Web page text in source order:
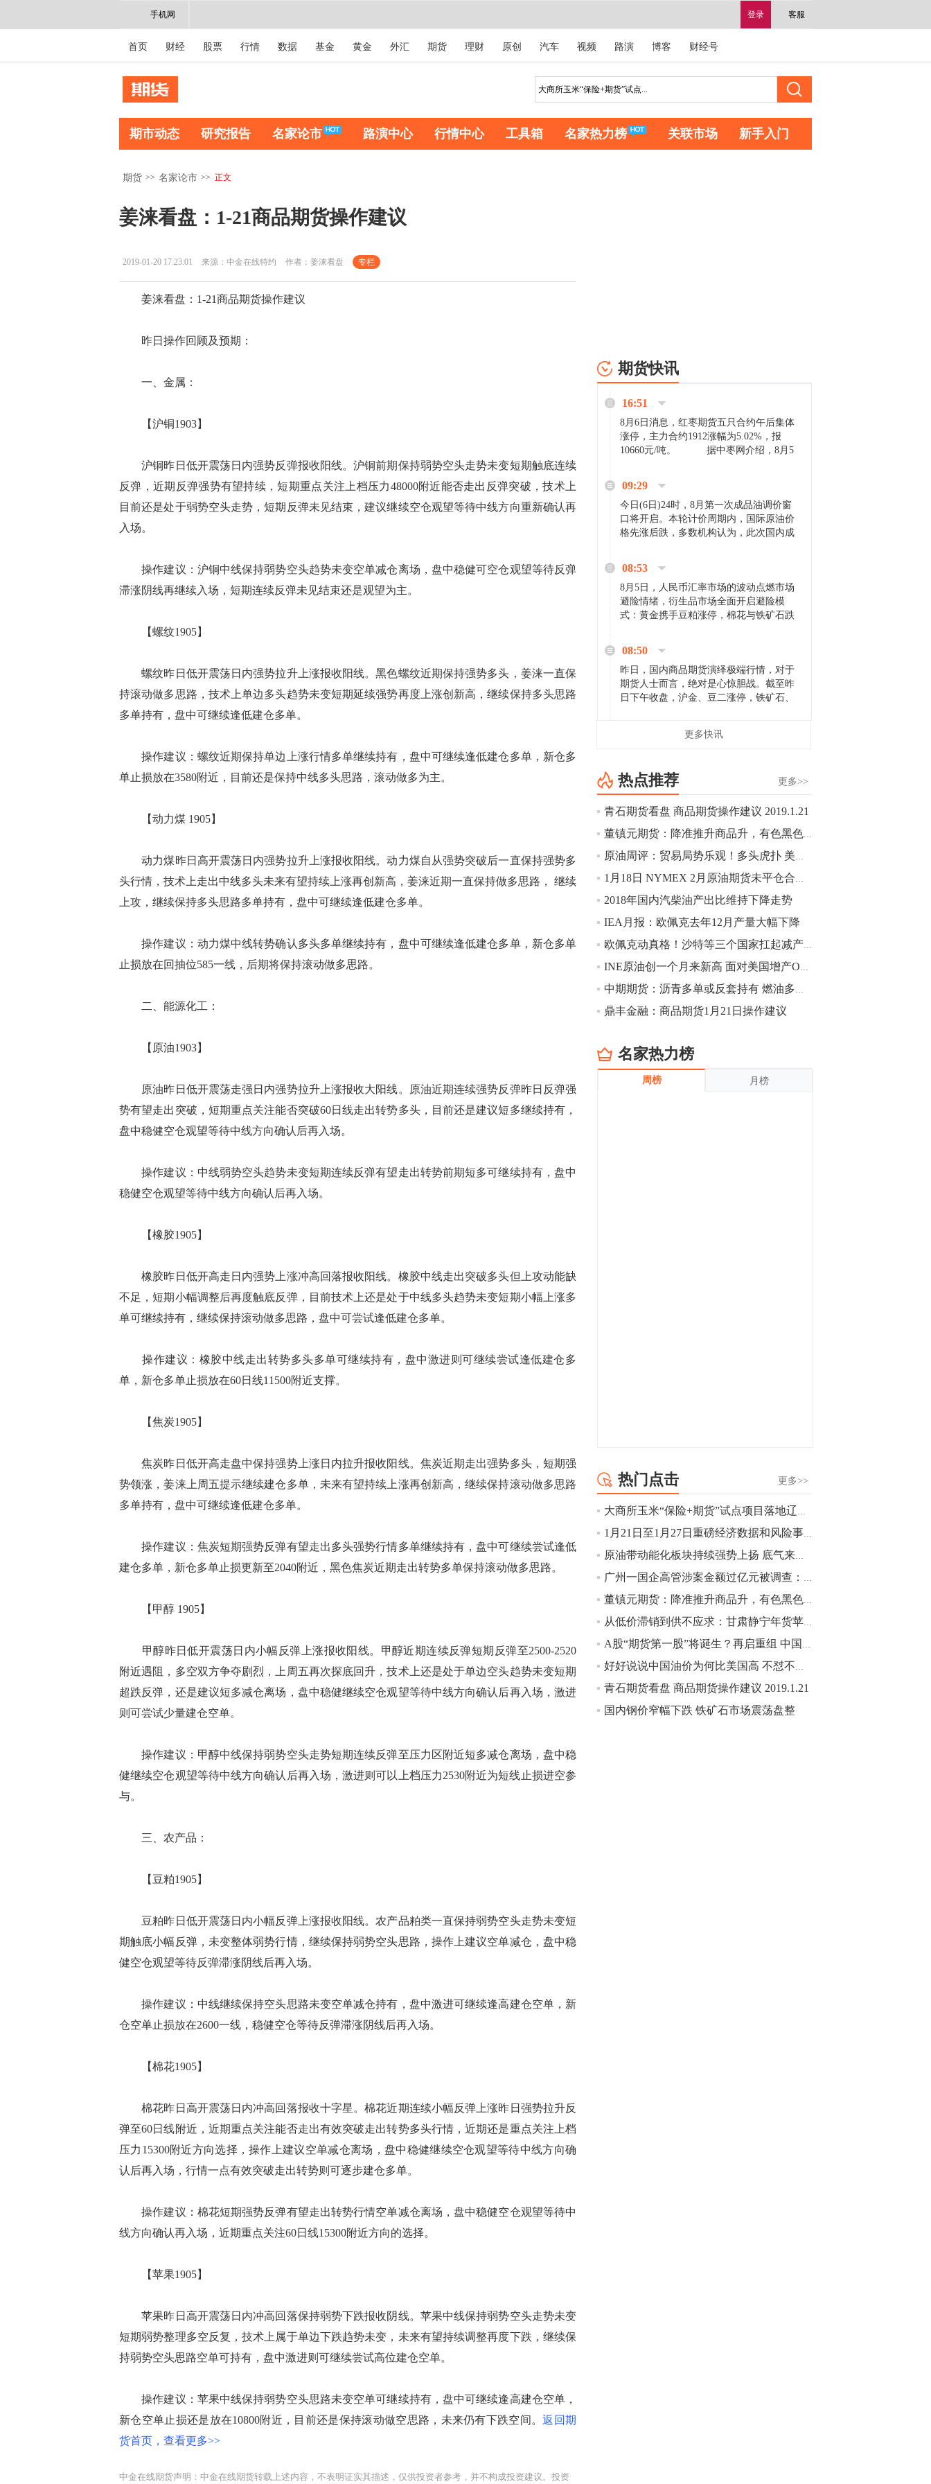
登录 客服
手机网
首页 财经 股票 行情 数据 基金 黄金 外汇 期货 理财 原创 汽车 视频 路演 博客 财经号
期市动态 研究报告 名家论市 路演中心 行情中心 工具箱 名家热力榜 关联市场 新手入门
期货 >> 名家论市 >> 正文
姜涞看盘：1-21商品期货操作建议
2019-01-20 17:23:01 来源：中金在线特约 作者：姜涞看盘 专栏
姜涞看盘：1-21商品期货操作建议
昨日操作回顾及预期：
一、金属：
【沪铜1903】
沪铜昨日低开震荡日内强势反弹报收阳线。沪铜前期保持弱势空头走势未变短期触底连续
反弹，近期反弹强势有望持续，短期重点关注上档压力48000附近能否走出反弹突破，技术上
目前还是处于弱势空头走势，短期反弹未见结束，建议继续空仓观望等待中线方向重新确认再
入场。
操作建议：沪铜中线保持弱势空头趋势未变空单减仓离场，盘中稳健可空仓观望等待反弹
滞涨阴线再继续入场，短期连续反弹未见结束还是观望为主。
【螺纹1905】
螺纹昨日低开震荡日内强势拉升上涨报收阳线。黑色螺纹近期保持强势多头，姜涞一直保
持滚动做多思路，技术上单边多头趋势未变短期延续强势再度上涨创新高，继续保持多头思路
多单持有，盘中可继续逢低建仓多单。
操作建议：螺纹近期保持单边上涨行情多单继续持有，盘中可继续逢低建仓多单，新仓多
单止损放在3580附近，目前还是保持中线多头思路，滚动做多为主。
【动力煤 1905】
动力煤昨日高开震荡日内强势拉升上涨报收阳线。动力煤自从强势突破后一直保持强势多
头行情，技术上走出中线多头未来有望持续上涨再创新高，姜涞近期一直保持做多思路， 继续
上攻，继续保持多头思路多单持有，盘中可继续逢低建仓多单。
操作建议：动力煤中线转势确认多头多单继续持有，盘中可继续逢低建仓多单，新仓多单
止损放在回抽位585一线，后期将保持滚动做多思路。
二、能源化工：
【原油1903】
原油昨日低开震荡走强日内强势拉升上涨报收大阳线。原油近期连续强势反弹昨日反弹强
势有望走出突破，短期重点关注能否突破60日线走出转势多头，目前还是建议短多继续持有，
盘中稳健空仓观望等待中线方向确认后再入场。
操作建议：中线弱势空头趋势未变短期连续反弹有望走出转势前期短多可继续持有，盘中
稳健空仓观望等待中线方向确认后再入场。
【橡胶1905】
橡胶昨日低开高走日内强势上涨冲高回落报收阳线。橡胶中线走出突破多头但上攻动能缺
不足，短期小幅调整后再度触底反弹，目前技术上还是处于中线多头趋势未变短期小幅上涨多
单可继续持有，继续保持滚动做多思路，盘中可尝试逢低建仓多单。
操作建议：橡胶中线走出转势多头多单可继续持有，盘中激进则可继续尝试逢低建仓多
单，新仓多单止损放在60日线11500附近支撑。
【焦炭1905】
焦炭昨日低开高走盘中保持强势上涨日内拉升报收阳线。焦炭近期走出强势多头，短期强
势领涨，姜涞上周五提示继续建仓多单，未来有望持续上涨再创新高，继续保持滚动做多思路
多单持有，盘中可继续逢低建仓多单。
操作建议：焦炭短期强势反弹有望走出多头强势行情多单继续持有，盘中可继续尝试逢低
建仓多单，新仓多单止损更新至2040附近，黑色焦炭近期走出转势多单保持滚动做多思路。
【甲醇 1905】
甲醇昨日低开震荡日内小幅反弹上涨报收阳线。甲醇近期连续反弹短期反弹至2500-2520
附近遇阻，多空双方争夺剧烈，上周五再次探底回升，技术上还是处于单边空头趋势未变短期
超跌反弹，还是建议短多减仓离场，盘中稳健继续空仓观望等待中线方向确认后再入场，激进
则可尝试少量建仓空单。
操作建议：甲醇中线保持弱势空头走势短期连续反弹至压力区附近短多减仓离场，盘中稳
健继续空仓观望等待中线方向确认后再入场，激进则可以上档压力2530附近为短线止损进空参
与。
三、农产品：
【豆粕1905】
豆粕昨日低开震荡日内小幅反弹上涨报收阳线。农产品粕类一直保持弱势空头走势未变短
期触底小幅反弹，未变整体弱势行情，继续保持弱势空头思路，操作上建议空单减仓，盘中稳
健空仓观望等待反弹滞涨阴线后再入场。
操作建议：中线继续保持空头思路未变空单减仓持有，盘中激进可继续逢高建仓空单，新
仓空单止损放在2600一线，稳健空仓等待反弹滞涨阴线后再入场。
【棉花1905】
棉花昨日高开震荡日内冲高回落报收十字星。棉花近期连续小幅反弹上涨昨日强势拉升反
弹至60日线附近，近期重点关注能否走出有效突破走出转势多头行情，近期还是重点关注上档
压力15300附近方向选择，操作上建议空单减仓离场，盘中稳健继续空仓观望等待中线方向确
认后再入场，行情一点有效突破走出转势则可逐步建仓多单。
操作建议：棉花短期强势反弹有望走出转势行情空单减仓离场，盘中稳健空仓观望等待中
线方向确认再入场，近期重点关注60日线15300附近方向的选择。
【苹果1905】
苹果昨日高开震荡日内冲高回落保持弱势下跌报收阴线。苹果中线保持弱势空头走势未变
短期弱势整理多空反复，技术上属于单边下跌趋势未变，未来有望持续调整再度下跌，继续保
持弱势空头思路空单可持有，盘中激进则可继续尝试高位建仓空单。
操作建议：苹果中线保持弱势空头思路未变空单可继续持有，盘中可继续逢高建仓空单，
新仓空单止损还是放在10800附近，目前还是保持滚动做空思路，未来仍有下跌空间。返回期
货首页，查看更多>>
中金在线期货声明：中金在线期货转载上述内容，不表明证实其描述，仅供投资者参考，并不构成投资建议。投资
期货快讯
16:51
8月6日消息，红枣期货五只合约午后集体
涨停，主力合约1912涨幅为5.02%，报
10660元/吨。 据中枣网介绍，8月5
家好货依旧惜售挺...
09:29
今日(6日)24时，8月第一次成品油调价窗
口将开启。本轮计价周期内，国际原油价
格先涨后跌，多数机构认为，此次国内成
08:53
8月5日，人民币汇率市场的波动点燃市场
避险情绪，衍生品市场全面开启避险模
式：黄金携手豆粕涨停，棉花与铁矿石跌
场来看，汇率波动...
08:50
昨日，国内商品期货演绎极端行情，对于
期货人士而言，绝对是心惊胆战。截至昨
日下午收盘，沪金、豆二涨停，铁矿石、
[imgnobrwh] src=...
跌幅达6%，报689.5元/吨，刷新近两个月
低位。
14:20
方正有色研究团队：高度重视贵金属的阶
段性机会。自年初以来沪金上涨16.93%，
立涨势，白银将开启补涨，且涨幅超过黄
金，金银比有望高位回归。
13:55
豆二期货主力合约涨停，涨幅达3.98%，报
CBOT大豆期货市场上涨，11月期约收高
影响，夜盘连粕高位窄幅震荡，建议短线
操作为主。 ...
13:54
8月5日消息，内外盘贵金属强劲走升，沪
金主力合约涨停，涨幅3.99%，报334.00
幅扩大至4.4%。
10:43
【行情】芝加哥11月大豆期货跌0.4%，12
月玉米期货跌1%。
10:43
【行情】油脂油料期货表现抢眼，豆二期
2.5%，棕榈油涨近2%，菜粕涨1.54%。
10:17
【研报精选】国内期货机构对8月5日的原
油期货走势预测
更多快讯
更多>>
热点推荐
青石期货看盘 商品期货操作建议 2019.1.21
董镇元期货：降准推升商品升，有色黑色延续多
原油周评：贸易局势乐观！多头虎扑 美布两油喜迎第三周收阳
1月18日 NYMEX 2月原油期货未平仓合约减少28484手
2018年国内汽柴油产出比维持下降走势
IEA月报：欧佩克去年12月产量大幅下降
欧佩克动真格！沙特等三个国家扛起减产大旗
INE原油创一个月来新高 面对美国增产OPEC放狠话
中期期货：沥青多单或反套持有 燃油多单减仓
鼎丰金融：商品期货1月21日操作建议
名家热力榜
周榜 月榜
更多>>
热门点击
大商所玉米“保险+期货”试点项目落地辽宁阜蒙县
1月21日至1月27日重磅经济数据和风险事件前瞻
原油带动能化板块持续强势上扬 底气来自哪里？
广州一国企高管涉案金额过亿元被调查：接连挪用公款炒期货
董镇元期货：降准推升商品升，有色黑色延续多
从低价滞销到供不应求：甘肃静宁年货苹果脱销见闻
A股“期货第一股”将诞生？再启重组 中国中期拟购买国际期货78.45%股权
好好说说中国油价为何比美国高 不怼不骂不吵架
青石期货看盘 商品期货操作建议 2019.1.21
国内钢价窄幅下跌 铁矿石市场震荡盘整